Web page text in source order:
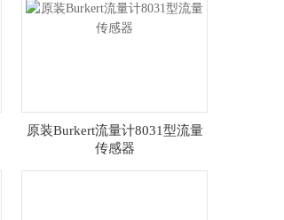
原装Burkert流量计8031型流量
传感器